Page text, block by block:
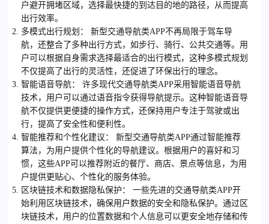
户避开拥堵区域，选择最快捷的到达目的地的路径，从而提高
出行效率。
多模式出行规划 ： 新型交通导航类APP不再局限于驾车导
航，还整合了多种出行方式，如步行、骑行、公共交通等。用
户可以根据自身需求选择最适合的出行模式，这种多模式规划
不仅提高了出行的灵活性，还促进了环保出行的理念。
智能语音导航： 许多现代交通导航类APP采用智能语音导航
技术，用户可以通过语音指令获得导航提示。这种智能语音导
航不仅提供更便捷的操作方式，还保持用户专注于驾驶或出
行，提高了安全性和便利性。
智能推荐和个性化建议 ： 新型交通导航类APP通过智能推荐
算法，为用户提供个性化的导航建议。根据用户的喜好和习
惯，这些APP可以推荐附近的餐厅、商店、景点等信息，为用
户提供更贴心、个性化的服务体验。
区块链技术和数据隐私保护 ： 一些先进的交通导航类APP开
始利用区块链技术，确保用户数据的安全和隐私保护。通过区
块链技术，用户的位置数据和个人信息可以更安全地存储和传